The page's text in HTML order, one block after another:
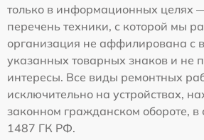
только в информационных целях
перечень техники, с которой мы
организация не аффилирована с
указанных товарных знаков и не
интересы. Все виды ремонтных
исключительно на устройствах,
законном гражданском обороте, в
1487 ГК РФ.